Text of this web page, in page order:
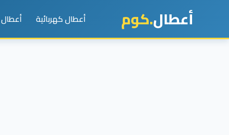
أعطال.كوم أعطال كهربائية